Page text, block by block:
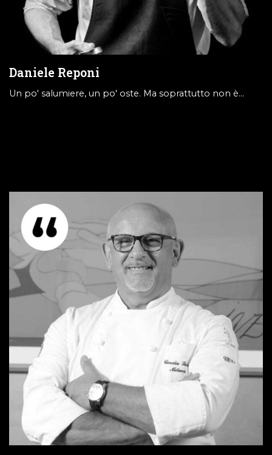
Daniele Reponi
Un po' salumiere, un po' oste. Ma soprattutto non è…